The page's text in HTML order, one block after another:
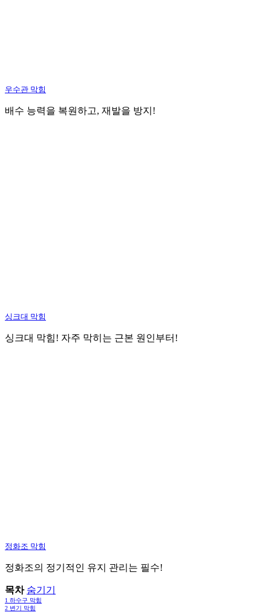
우수관 막힘
배수 능력을 복원하고, 재발을 방지!
싱크대 막힘
싱크대 막힘! 자주 막히는 근본 원인부터!
정화조 막힘
정화조의 정기적인 유지 관리는 필수!
목차 숨기기
1 하수구 막힘
2 변기 막힘